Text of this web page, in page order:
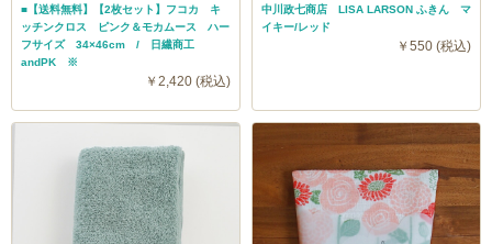
■【送料無料】【2枚セット】フコカ キ
ッチンクロス ピンク＆モカムース ハー
フサイズ 34×46cm / 日繊商工
andPK ※
￥2,420 (税込)
中川政七商店 LISA LARSON ふきん マ
イキー/レッド
￥550 (税込)